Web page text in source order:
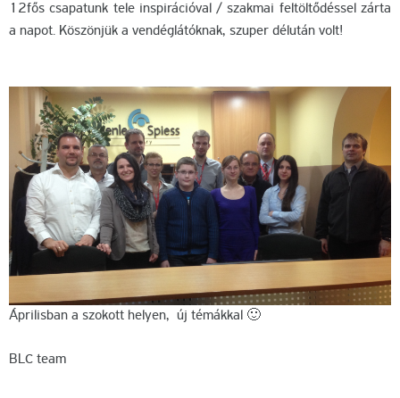
12fős csapatunk tele inspirációval / szakmai feltöltődéssel zárta
a napot. Köszönjük a vendéglátóknak, szuper délután volt!
Áprilisban a szokott helyen, új témákkal 🙂
BLC team